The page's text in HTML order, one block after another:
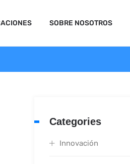
SOBRE NOSOTROS
Categories
Innovación